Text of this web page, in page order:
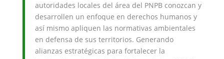
autoridades locales del área del PNPB conozcan y
desarrollen un enfoque en derechos humanos y
así mismo apliquen las normativas ambientales
en defensa de sus territorios. Generando
alianzas estratégicas para fortalecer la